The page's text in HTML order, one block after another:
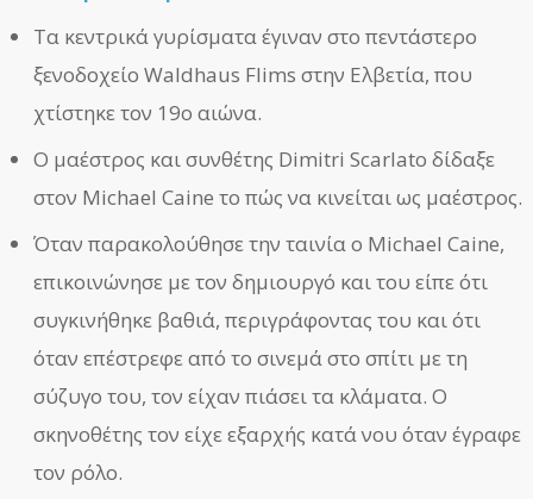
Τα κεντρικά γυρίσματα έγιναν στο πεντάστερο
ξενοδοχείο Waldhaus Flims στην Ελβετία, που
χτίστηκε τον 19ο αιώνα.
Ο μαέστρος και συνθέτης Dimitri Scarlato δίδαξε
στον Michael Caine το πώς να κινείται ως μαέστρος.
Όταν παρακολούθησε την ταινία ο Michael Caine,
επικοινώνησε με τον δημιουργό και του είπε ότι
συγκινήθηκε βαθιά, περιγράφοντας του και ότι
όταν επέστρεφε από το σινεμά στο σπίτι με τη
σύζυγο του, τον είχαν πιάσει τα κλάματα. Ο
σκηνοθέτης τον είχε εξαρχής κατά νου όταν έγραφε
τον ρόλο.